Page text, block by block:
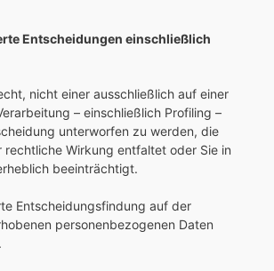
Entscheidungen einschließlich
nicht einer ausschließlich auf einer
– einschließlich Profiling –
unterworfen zu werden, die
rechtliche Wirkung entfaltet oder Sie in
beeinträchtigt.
Entscheidungsfindung auf der
personenbezogenen Daten